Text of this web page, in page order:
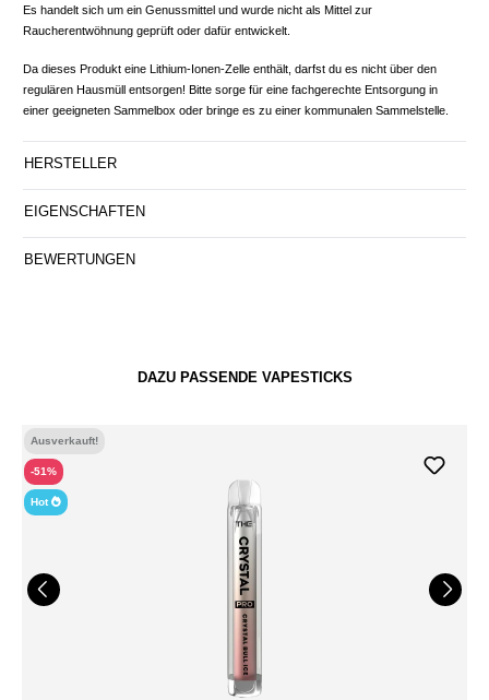
Es handelt sich um ein Genussmittel und wurde nicht als Mittel zur
Raucherentwöhnung geprüft oder dafür entwickelt.
Da dieses Produkt eine Lithium-Ionen-Zelle enthält, darfst du es nicht über den
regulären Hausmüll entsorgen! Bitte sorge für eine fachgerechte Entsorgung in
einer geeigneten Sammelbox oder bringe es zu einer kommunalen Sammelstelle.
HERSTELLER
EIGENSCHAFTEN
BEWERTUNGEN
DAZU PASSENDE VAPESTICKS
Ausverkauft!
-51%
Hot